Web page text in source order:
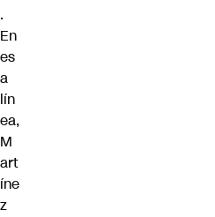
.
En
es
a
lín
ea,
M
art
íne
z